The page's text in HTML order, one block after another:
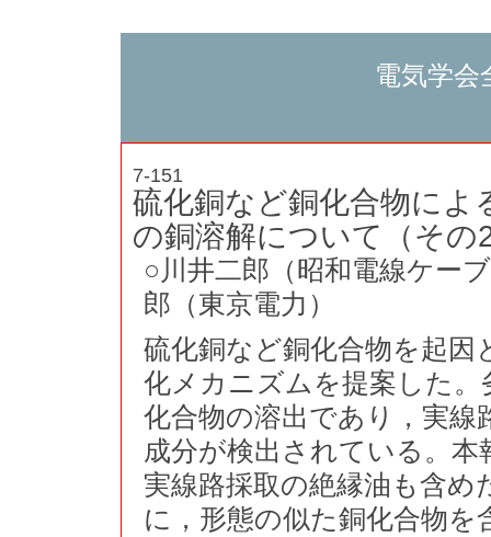
電気学会
7-151
硫化銅など銅化合物によ
の銅溶解について（その
○川井二郎（昭和電線ケー
郎（東京電力）
硫化銅など銅化合物を起因
化メカニズムを提案した
化合物の溶出であり，実線
成分が検出されている。
実線路採取の絶縁油も含め
に，形態の似た銅化合物を